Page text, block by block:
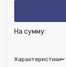
Характеристики
На сумму: